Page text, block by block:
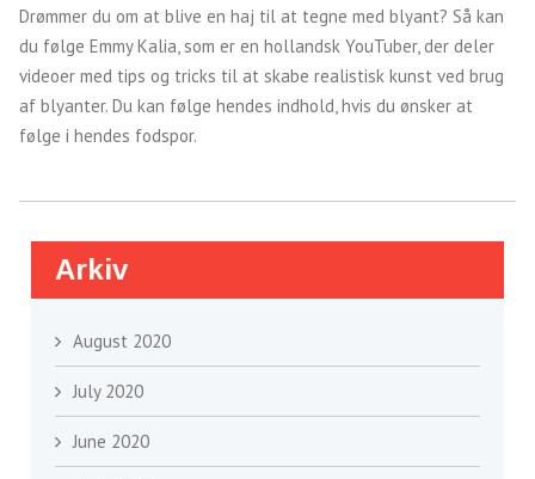
Drømmer du om at blive en haj til at tegne med blyant? Så kan
du følge Emmy Kalia, som er en hollandsk YouTuber, der deler
videoer med tips og tricks til at skabe realistisk kunst ved brug
af blyanter. Du kan følge hendes indhold, hvis du ønsker at
følge i hendes fodspor.
Arkiv
August 2020
July 2020
June 2020